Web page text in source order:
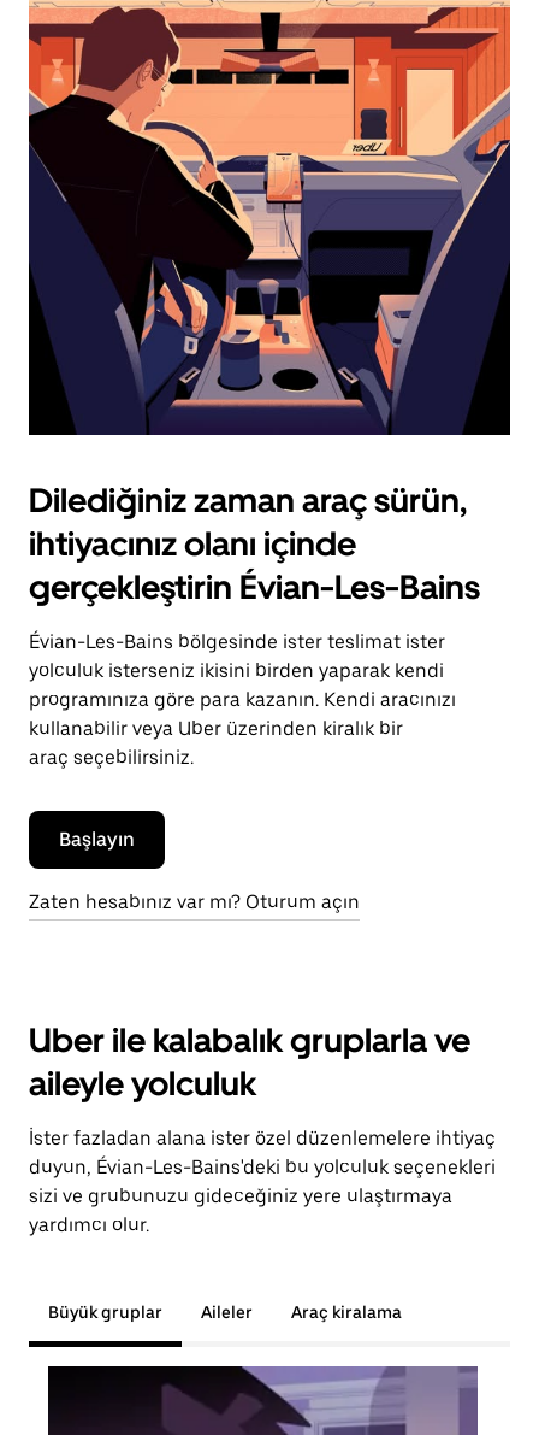
aşağı
ok
tuşuna
basın.
Takvimi
kapatmak
için
escape
tuşuna
basın.
Dilediğiniz zaman araç sürün,
ihtiyacınız olanı içinde
gerçekleştirin Évian-Les-Bains
Évian-Les-Bains bölgesinde ister teslimat ister
yolculuk isterseniz ikisini birden yaparak kendi
programınıza göre para kazanın. Kendi aracınızı
kullanabilir veya Uber üzerinden kiralık bir
araç seçebilirsiniz.
Başlayın
Zaten hesabınız var mı? Oturum açın
Uber ile kalabalık gruplarla ve
aileyle yolculuk
İster fazladan alana ister özel düzenlemelere ihtiyaç
duyun, Évian-Les-Bains'deki bu yolculuk seçenekleri
sizi ve grubunuzu gideceğiniz yere ulaştırmaya
yardımcı olur.
Büyük gruplar Aileler Araç kiralama